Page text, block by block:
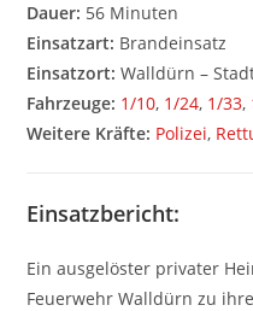
Dauer: 56 Minuten
Einsatzart: Brandeinsatz
Einsatzort: Walldürn –
Fahrzeuge: 1/10, 1/24, 1/33,
Weitere Kräfte: Polizei,
Einsatzbericht:
Ein ausgelöster privater
Feuerwehr Walldürn zu